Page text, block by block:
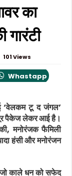
का
101 Views
Whastapp
‘वेलकम टू द जंगल’
पैकेज लेकर आई है।
मनोरंजक फैमिली
हंसी और मनोरंजन
जो काले धन को सफेद